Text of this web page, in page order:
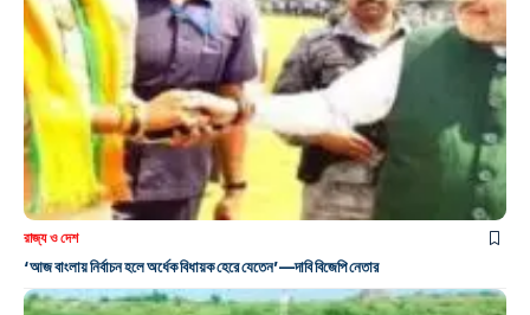
রাজ্য ও দেশ
‘আজ বাংলায় নির্বাচন হলে অর্ধেক বিধায়ক হেরে যেতেন’—দাবি বিজেপি নেতার